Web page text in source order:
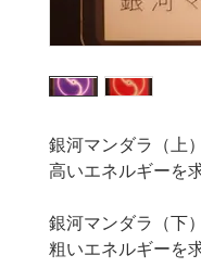
銀河マンダラ（上
高いエネルギーを
銀河マンダラ（下
粗いエネルギーを